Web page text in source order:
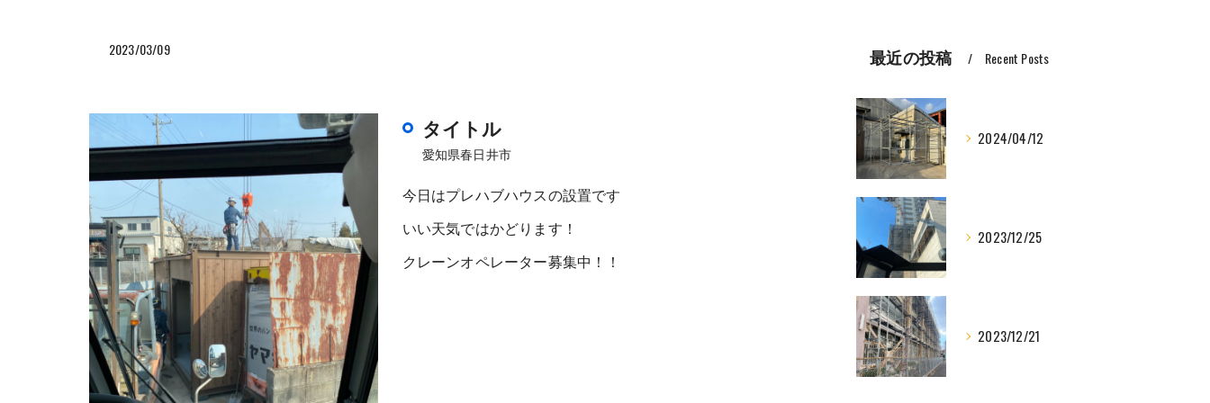
2023/03/09
タイトル
愛知県春日井市
今日はプレハブハウスの設置です
いい天気ではかどります！
クレーンオペレーター募集中！！
最近の投稿 Recent Posts
2024/04/12
2023/12/25
2023/12/21